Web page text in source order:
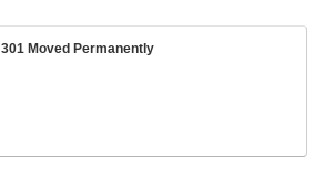
301 Moved Permanently